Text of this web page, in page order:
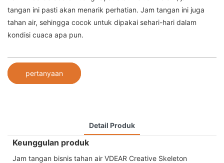
tangan ini pasti akan menarik perhatian. Jam tangan ini juga
tahan air, sehingga cocok untuk dipakai sehari-hari dalam
kondisi cuaca apa pun.
pertanyaan
Detail Produk
Keunggulan produk
Jam tangan bisnis tahan air VDEAR Creative Skeleton